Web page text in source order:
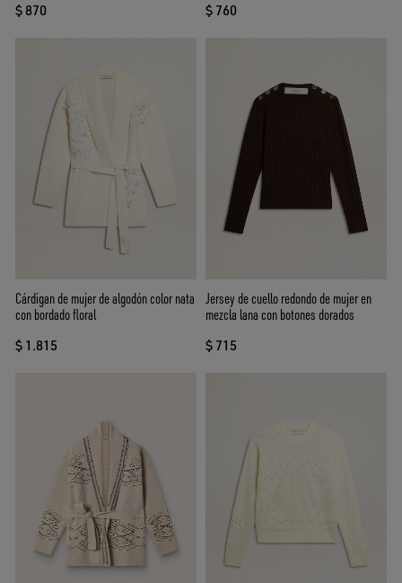
$ 870 $ 760
Cárdigan de mujer de algodón color nata
con bordado floral
$ 1.815
Jersey de cuello redondo de mujer en
mezcla lana con botones dorados
$ 715